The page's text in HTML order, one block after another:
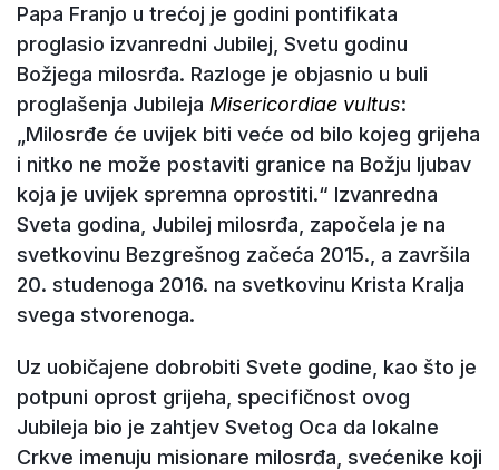
Papa Franjo u trećoj je godini pontifikata
proglasio izvanredni Jubilej, Svetu godinu
Božjega milosrđa. Razloge je objasnio u buli
proglašenja Jubileja Misericordiae vultus:
„Milosrđe će uvijek biti veće od bilo kojeg grijeha
i nitko ne može postaviti granice na Božju ljubav
koja je uvijek spremna oprostiti.“ Izvanredna
Sveta godina, Jubilej milosrđa, započela je na
svetkovinu Bezgrešnog začeća 2015., a završila
20. studenoga 2016. na svetkovinu Krista Kralja
svega stvorenoga.
Uz uobičajene dobrobiti Svete godine, kao što je
potpuni oprost grijeha, specifičnost ovog
Jubileja bio je zahtjev Svetog Oca da lokalne
Crkve imenuju misionare milosrđa, svećenike koji